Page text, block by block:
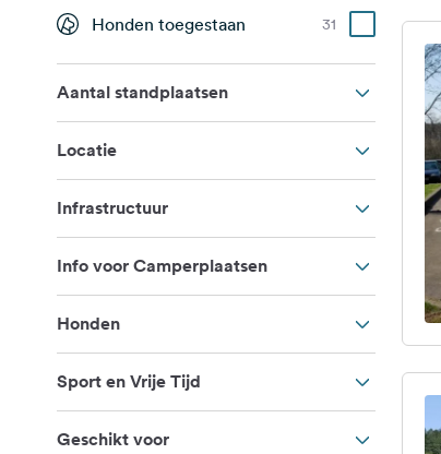
Honden toegestaan 31
Aantal standplaatsen
Locatie
Infrastructuur
Info voor Camperplaatsen
Honden
Sport en Vrije Tijd
Geschikt voor